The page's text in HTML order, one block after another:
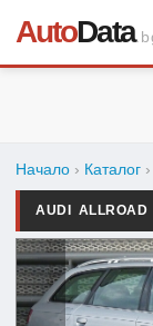
AutoData
Начало › Каталог ›
AUDI ALLROAD